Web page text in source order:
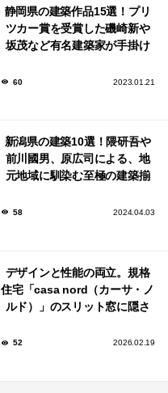
静岡県の建築作品15選！プリ
ツカー賞を受賞した磯崎新や
坂茂など有名建築家が手掛け
60 2023.01.21
新潟県の建築10選！隈研吾や
前川國男、原広司による、地
元地域に馴染む至極の建築揃
58 2024.04.03
デザインと性能の両立。規格
住宅「casa nord（カーサ・ノ
ルド）」のスリット窓に隠さ
52 2026.02.19